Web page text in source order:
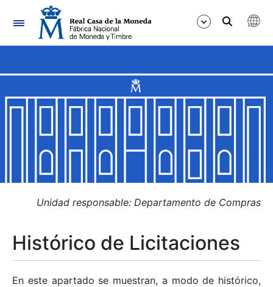
Navegación
Mostrar/Ocultar
Mostrar/Ocultar
Mostrar/Ocultar
Mostrar/Ocultar
Unidad responsable: Departamento de Compras
Histórico de Licitaciones
En este apartado se muestran, a modo de histórico,